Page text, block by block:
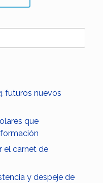
futuros nuevos
que
el carnet de
y despeje de